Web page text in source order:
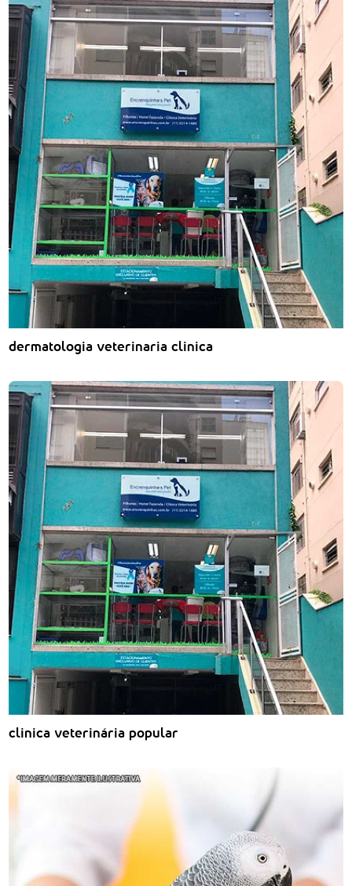
dermatologia veterinaria clinica
clinica veterinária popular